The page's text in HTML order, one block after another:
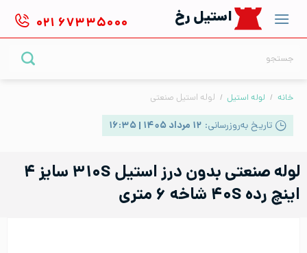
content
استیل رخ ۰۲۱ ۶۷۳۳۵۰۰۰
خانه / لوله استیل / لوله استیل صنعتی
تاریخ به‌روزرسانی: ۱۲ مرداد ۱۴۰۵ | ۱۶:۳۵
لوله صنعتی بدون درز استیل ۳۱۰S سایز ۴
اینچ رده ۴۰S شاخه ۶ متری